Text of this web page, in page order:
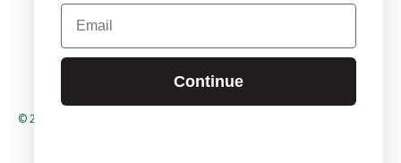
Handelsbetingelser
© 2026 – Bartender.dk by Mixology International
Email
Continue